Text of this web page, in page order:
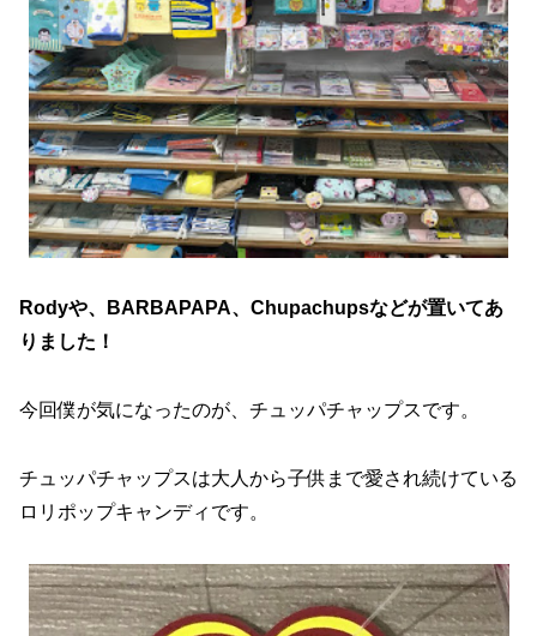
Rodyや、BARBAPAPA、Chupachupsなどが置いてあ
りました！
今回僕が気になったのが、チュッパチャップスです。
チュッパチャップスは大人から子供まで愛され続けている
ロリポップキャンディです。